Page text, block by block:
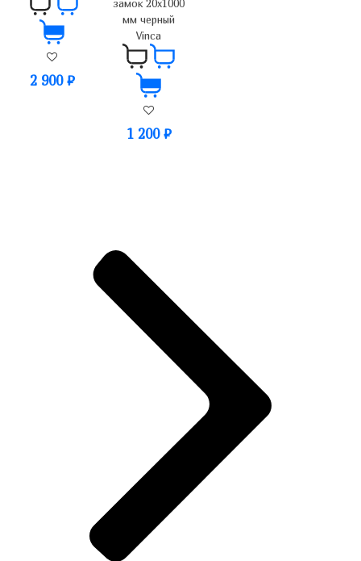
2 900 ₽
замок 20х1000
мм черный
Vinca
1 200 ₽